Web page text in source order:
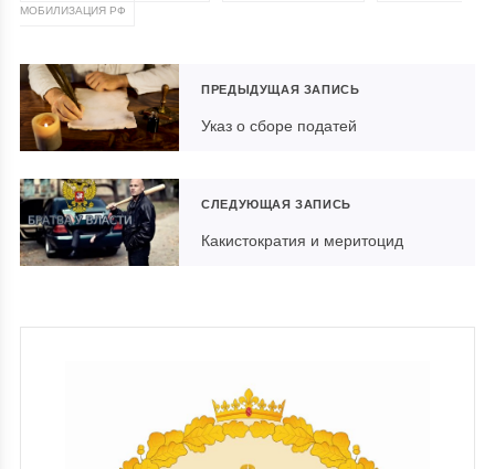
МОБИЛИЗАЦИЯ РФ
ПРЕДЫДУЩАЯ ЗАПИСЬ
Указ о сборе податей
СЛЕДУЮЩАЯ ЗАПИСЬ
Какистократия и меритоцид